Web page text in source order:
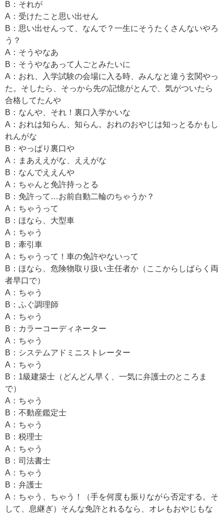
B：それが
A：受けたこと思い出せん
B：思い出せんって、なんで？一生にそうたくさんないやろ
う？
A：そうやなあ
B：そうやなあって人ごとみたいに
A：おれ、入学試験の会場に入る時、みんなと違う玄関やっ
た。そしたら、そっから先の記憶がとんで、気がついたら
合格してたんや
B：なんや、それ！裏口入学かいな
A：おれは知らん、知らん。おれのおやじは知っとるかもし
れんがな
B：やっぱり裏口や
A：まあええがな、ええがな
B：なんでええんや
A：ちゃんと免許持っとる
B：免許って…お前自動二輪のちゃうか？
A：ちゃうって
B：ほなら、大型車
A：ちゃう
B：牽引車
A：ちゃうって！車の免許やないって
B：ほなら、危険物取り扱い主任者か（ここからしばらく両
者早口で）
A：ちゃう
B：ふぐ調理師
A：ちゃう
B：カラーコーディネーター
A：ちゃう
B：システムアドミニストレーター
A：ちゃう
B：1級建築士（どんどん早く、一気に弁護士のところま
で）
A：ちゃう
B：不動産鑑定士
A：ちゃう
B：税理士
A：ちゃう
B：司法書士
A：ちゃう
B：弁護士
A：ちゃう、ちゃう！（手を何度も振りながら否定する。そ
して、息継ぎ）そんな免許とれるなら、オレもおやじもな